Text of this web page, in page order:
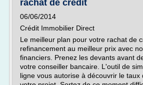
rachat de crédit
06/06/2014
Crédit Immobilier Direct
Le meilleur plan pour votre rachat de
refinancement au meilleur prix avec
financiers. Prenez les devants avant
votre conseiller bancaire. L'outil de
ligne vous autorise à découvrir le taux